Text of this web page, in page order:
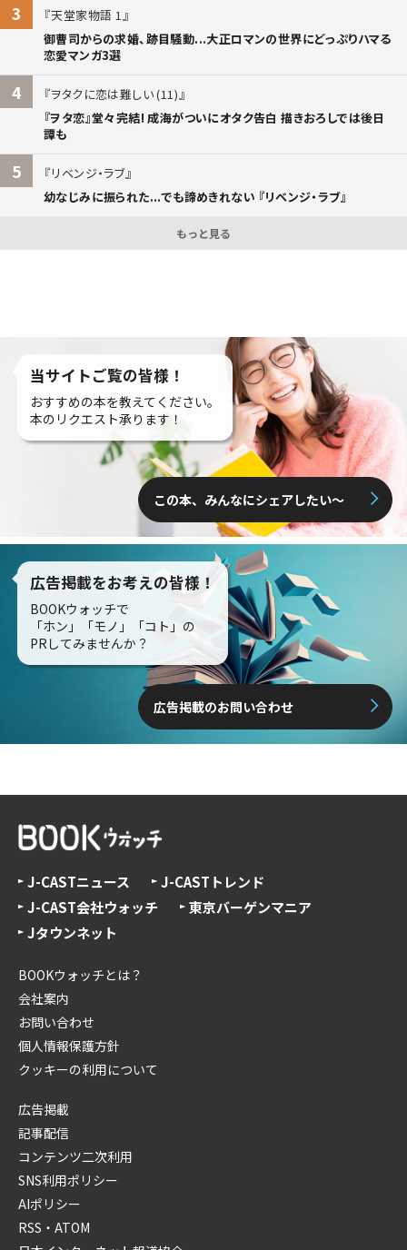
3
天堂家物語 1
御曹司からの求婚、跡目騒動...大正ロマンの世界にどっぷりハマる
恋愛マンガ3選
4
ヲタクに恋は難しい (11)
『ヲタ恋』堂々完結! 成海がついにオタク告白 描きおろしでは後日
譚も
5
リベンジ・ラブ
幼なじみに振られた...でも諦めきれない 『リベンジ・ラブ』
もっと見る
当サイトご覧の皆様！
おすすめの本を教えてください。
本のリクエスト承ります！
この本、みんなにシェアしたい〜
広告掲載をお考えの皆様！
BOOKウォッチで
「ホン」「モノ」「コト」の
PRしてみませんか？
広告掲載のお問い合わせ
J-CASTニュース
J-CASTトレンド
J-CAST会社ウォッチ
東京バーゲンマニア
Jタウンネット
BOOKウォッチとは？
会社案内
お問い合わせ
個人情報保護方針
クッキーの利用について
広告掲載
記事配信
コンテンツ二次利用
SNS利用ポリシー
AIポリシー
RSS・ATOM